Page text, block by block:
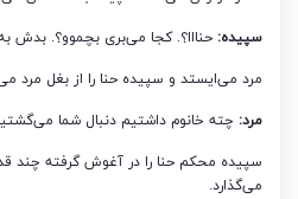
سپیده: حنااا؟. کجا می‌بری بچموو؟. بدش
مرد می‌ایستد و سپیده حنا را از بغل مرد
مرد: چته خانوم داشتیم دنبال شما
سپیده محکم حنا را در آغوش گرفته چند
می‌گذارد.